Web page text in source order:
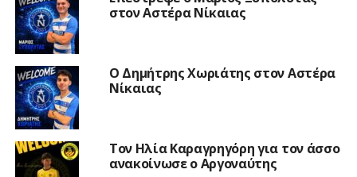
στον Αστέρα Νίκαιας
Ο Δημήτρης Χωριάτης στον Αστέρα
Νίκαιας
Τον Ηλία Καραγρηγόρη για τον άσσο
ανακοίνωσε ο Αργοναύτης